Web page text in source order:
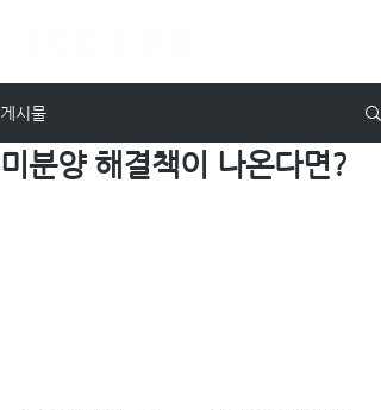
게시물
미분양 해결책이 나온다면?